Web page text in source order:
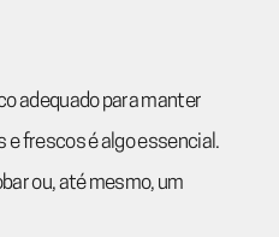
adequado para manter
e frescos é algo essencial.
ou, até mesmo, um